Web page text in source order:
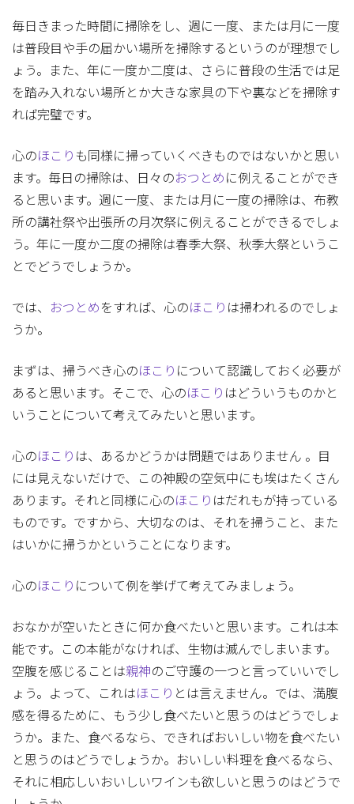
毎日きまった時間に掃除をし、週に一度、または月に一度
は普段目や手の届かい場所を掃除するというのが理想でし
ょう。また、年に一度か二度は、さらに普段の生活では足
を踏み入れない場所とか大きな家具の下や裏などを掃除す
れば完璧です。
心のほこり も同様に掃っていくべきものではないかと思い
ます。毎日の掃除は、日々のおつとめ に例えることができ
ると思います。週に一度、または月に一度の掃除は、布教
所の講社祭や出張所の月次祭に例えることができるでしょ
う。年に一度か二度の掃除は春季大祭、秋季大祭というこ
とでどうでしょうか。
では、 おつとめ をすれば、心のほこり は掃われるのでしょ
うか。
まずは、掃うべき心のほこり について認識しておく必要が
あると思います。そこで、心のほこり はどういうものかと
いうことについて考えてみたいと思います。
心のほこり は、あるかどうかは問題ではありません 。目
には見えないだけで、この神殿の空気中にも埃はたくさん
あります。それと同様に心のほこり はだれもが持っている
ものです。ですから、大切なのは、それを掃うこと、また
はいかに掃うかということになります。
心のほこり について例を挙げて考えてみましょう。
おなかが空いたときに何か食べたいと思います。これは本
能です。この本能がなければ、生物は滅んでしまいます。
空腹を感じることは親神のご守護の一つと言っていいでし
ょう。よって、これはほこり とは言えません。では、満腹
感を得るために、もう少し食べたいと思うのはどうでしょ
うか。また、食べるなら、できればおいしい物を食べたい
と思うのはどうでしょうか。おいしい料理を食べるなら、
それに相応しいおいしいワインも欲しいと思うのはどうで